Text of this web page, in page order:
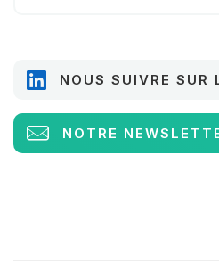
NOUS SUIVRE SUR
NOTRE